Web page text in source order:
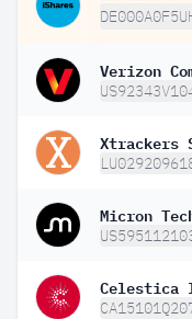
Verizon
Micron
Celestica